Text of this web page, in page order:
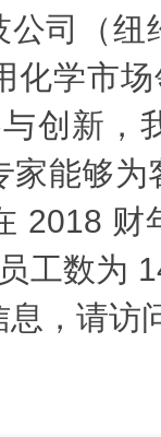
司（纽
化学市
创新，
家能够
2018 财
工数为
，请访